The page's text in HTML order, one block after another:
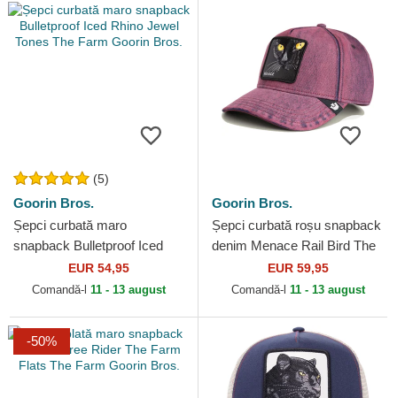
(5)
Goorin Bros.
Șepci curbată maro
snapback Bulletproof Iced
Rhino Jewel Tones The Farm
Goorin Bros.
EUR 54,95
Comandă-l 11 - 13 august
Goorin Bros.
Șepci curbată roșu snapback
denim Menace Rail Bird The
Showdown The Farm Goorin
Bros.
EUR 59,95
Comandă-l 11 - 13 august
-50%